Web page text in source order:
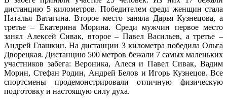
дистанцию 5 километров. Победителем среди женщин стала
Наталья Ватагина. Второе место заняла Дарья Кузнецова, а
третье – Екатерина Морина. Среди мужчин первое место
занял Алексей Сивак, второе – Павел Васильев, а третье –
Андрей Глашкин. На дистанции 3 километра победила Ольга
Дворецкая. Дистанцию 500 метров бежали 7 самых маленьких
участников забега: Вероника, Алеся и Павел Сивак, Вадим
Морин, Стефан Родин, Андрей Белов и Игорь Кузнецов. Все
спортсмены продемонстрировали отличную физическую
подготовку и настоящую силу духа.